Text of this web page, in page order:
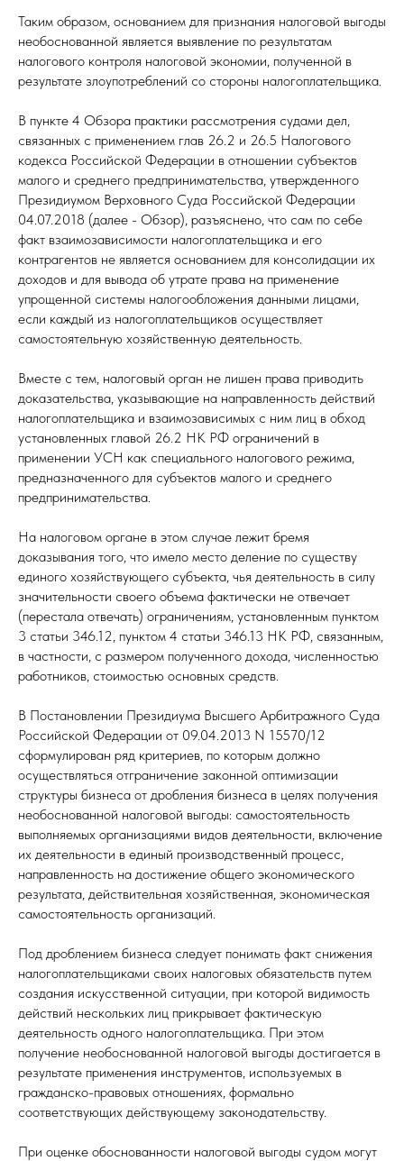
Таким образом, основанием для признания налоговой выгоды
необоснованной является выявление по результатам
налогового контроля налоговой экономии, полученной в
результате злоупотреблений со стороны налогоплательщика.
В пункте 4 Обзора практики рассмотрения судами дел,
связанных с применением глав 26.2 и 26.5 Налогового
кодекса Российской Федерации в отношении субъектов
малого и среднего предпринимательства, утвержденного
Президиумом Верховного Суда Российской Федерации
04.07.2018 (далее - Обзор), разъяснено, что сам по себе
факт взаимозависимости налогоплательщика и его
контрагентов не является основанием для консолидации их
доходов и для вывода об утрате права на применение
упрощенной системы налогообложения данными лицами,
если каждый из налогоплательщиков осуществляет
самостоятельную хозяйственную деятельность.
Вместе с тем, налоговый орган не лишен права приводить
доказательства, указывающие на направленность действий
налогоплательщика и взаимозависимых с ним лиц в обход
установленных главой 26.2 НК РФ ограничений в
применении УСН как специального налогового режима,
предназначенного для субъектов малого и среднего
предпринимательства.
На налоговом органе в этом случае лежит бремя
доказывания того, что имело место деление по существу
единого хозяйствующего субъекта, чья деятельность в силу
значительности своего объема фактически не отвечает
(перестала отвечать) ограничениям, установленным пунктом
3 статьи 346.12, пунктом 4 статьи 346.13 НК РФ, связанным,
в частности, с размером полученного дохода, численностью
работников, стоимостью основных средств.
В Постановлении Президиума Высшего Арбитражного Суда
Российской Федерации от 09.04.2013 N 15570/12
сформулирован ряд критериев, по которым должно
осуществляться отграничение законной оптимизации
структуры бизнеса от дробления бизнеса в целях получения
необоснованной налоговой выгоды: самостоятельность
выполняемых организациями видов деятельности, включение
их деятельности в единый производственный процесс,
направленность на достижение общего экономического
результата, действительная хозяйственная, экономическая
самостоятельность организаций.
Под дроблением бизнеса следует понимать факт снижения
налогоплательщиками своих налоговых обязательств путем
создания искусственной ситуации, при которой видимость
действий нескольких лиц прикрывает фактическую
деятельность одного налогоплательщика. При этом
получение необоснованной налоговой выгоды достигается в
результате применения инструментов, используемых в
гражданско-правовых отношениях, формально
соответствующих действующему законодательству.
При оценке обоснованности налоговой выгоды судом могут